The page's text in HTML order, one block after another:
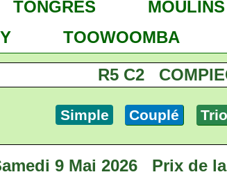
TONGRES MOULINS
TOOWOOMBA
R5 C2
Simple Couplé Trio
9 Mai 2026
Prix de